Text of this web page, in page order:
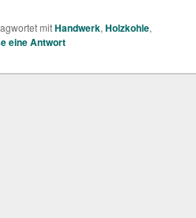
mitHandwerk, Holzkohle,
eine Antwort